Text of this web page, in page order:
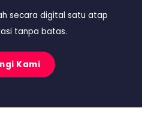
secara digital satu atap
tanpa batas.
Kami